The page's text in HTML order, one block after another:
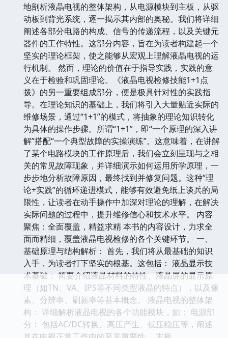
地剖析液晶电视的整体架构，从电源模块到主板，从驱
动板到背光系统，逐一揭示其内部的奥秘。我们将详细
阐述各部分电路的构成、信号的传递流程，以及关键元
器件的工作特性。这部分内容，旨在为读者构建起一个
坚实的理论框架，使之能够从宏观上理解液晶电视的运
行机制。 然而，理论的价值在于指导实践，实践的意
义在于检验和巩固理论。《液晶电视检修技能1+1点
拨》的另一重要组成部分，便是极具针对性的实践指
导。在理论知识的基础上，我们将引入大量贴近实际的
维修场景，通过“1+1”的模式，将抽象的理论知识转化
为具体的操作步骤。所谓“1+1”，即“一个原理的深入讲
解”搭配“一个典型故障的实操演练”。这意味着，在讲解
了某个电路模块的工作原理后，我们会立刻呈现与之相
关的常见故障现象，并详细演示如何运用所学原理，一
步步地分析故障原因，最终找到并修复问题。这种“理
论+实践”的循环递进模式，能够有效避免纸上谈兵的局
限性，让读者在动手操作中加深对理论的理解，在解决
实际问题的过程中，提升维修信心和技术水平。 内容
聚焦：全面覆盖，精益求精 本书的内容设计，力求全
面而精细，覆盖液晶电视检修的各个关键环节。 一、
基础原理与结构解析： 首先，我们将从最基础的知识
入手，为读者打下坚实的根基。这包括： 液晶显示技
术基础： 简要介绍液晶材料的特性、液晶屏的显示原
理（如TN、VA、IPS等不同类型液晶的特点），以及像
素、分辨率、刷新率等基本概念。 液晶电视的整体架
构： 详细解析液晶电视的各个功能模块，如： 电源部
分： 包括AC/DC转换、高压产生、低压稳压等，阐述